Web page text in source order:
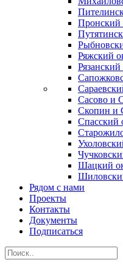
Пронский
Ряжский
Рязанский
Сасово и
Скопин и
Спасский
Шацкий
Рядом с нами
Проекты
Контакты
Документы
Подписаться